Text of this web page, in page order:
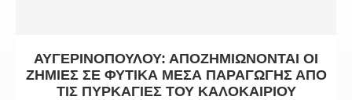
ΑΥΓΕΡΙΝΟΠΟΎΛΟΥ: ΑΠΟΖΗΜΙΏΝΟΝΤΑΙ ΟΙ
ΖΗΜΊΕΣ ΣΕ ΦΥΤΙΚΆ ΜΈΣΑ ΠΑΡΑΓΩΓΉΣ ΑΠΌ
ΤΙΣ ΠΥΡΚΑΓΙΈΣ ΤΟΥ ΚΑΛΟΚΑΙΡΙΟΎ